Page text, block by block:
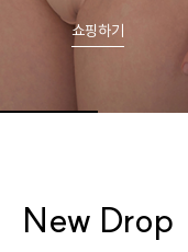
쇼핑하기
New Drop